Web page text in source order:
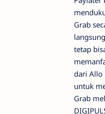
Grab
tetap
dari Allo
untuk
Grab